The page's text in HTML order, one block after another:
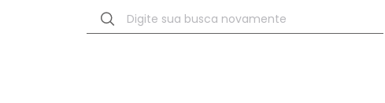
Digite sua busca novamente